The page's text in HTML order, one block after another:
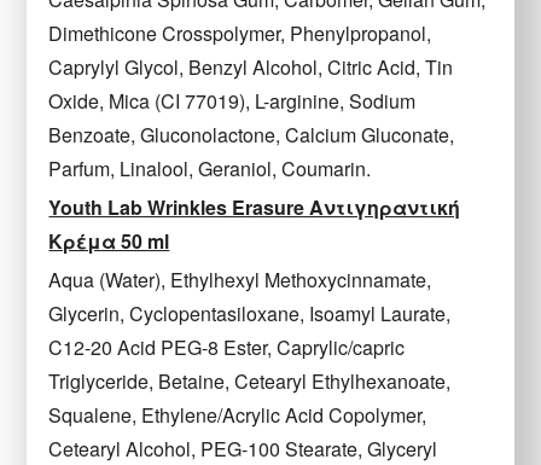
Dimethicone Crosspolymer, Phenylpropanol,
Caprylyl Glycol, Benzyl Alcohol, Citric Acid, Tin
Oxide, Mica (CI 77019), L-arginine, Sodium
Benzoate, Gluconolactone, Calcium Gluconate,
Parfum, Linalool, Geraniol, Coumarin.
Youth Lab Wrinkles Erasure Αντιγηραντική
Κρέμα 50 ml
Aqua (Water), Ethylhexyl Methoxycinnamate,
Glycerin, Cyclopentasiloxane, Isoamyl Laurate,
C12-20 Acid PEG-8 Ester, Caprylic/capric
Triglyceride, Betaine, Cetearyl Ethylhexanoate,
Squalene, Ethylene/Acrylic Acid Copolymer,
Cetearyl Alcohol, PEG-100 Stearate, Glyceryl